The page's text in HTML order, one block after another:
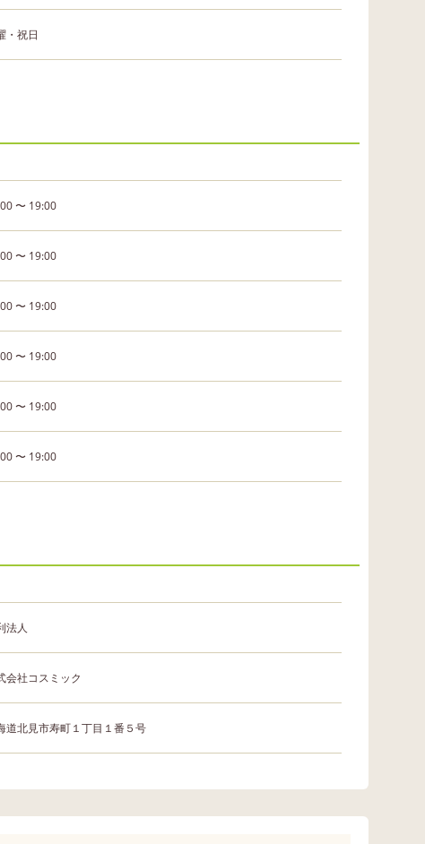
・祝日
〜 19:00
〜 19:00
〜 19:00
〜 19:00
〜 19:00
〜 19:00
法人
会社コスミック
道北見市寿町１丁目１番５号